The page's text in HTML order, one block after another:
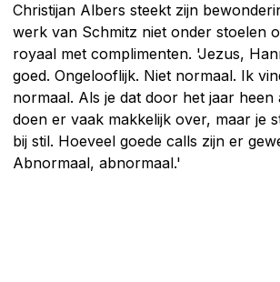
Christijan Albers steekt zijn
werk van Schmitz niet onder stoelen
royaal met complimenten. 'Jezus,
goed. Ongelooflijk. Niet normaal. Ik
normaal. Als je dat door het jaar
doen er vaak makkelijk over, maar je
bij stil. Hoeveel goede calls zijn er
Abnormaal, abnormaal.'